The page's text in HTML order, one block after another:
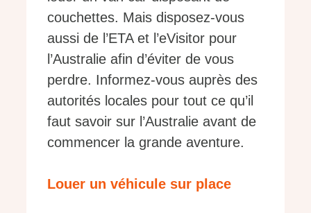
couchettes. Mais disposez-vous
aussi de l’ETA et l’eVisitor pour
l’Australie afin d’éviter de vous
perdre. Informez-vous auprès des
autorités locales pour tout ce qu’il
faut savoir sur l’Australie avant de
commencer la grande aventure.
Louer un véhicule sur place